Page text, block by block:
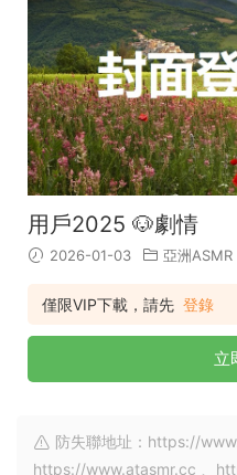
用戶2025 🐶劇情
2026-01-03 亞洲ASMR
僅限VIP下載，請先 登錄
立
防失聯地址：https://
https://www.atasmr.cc 、